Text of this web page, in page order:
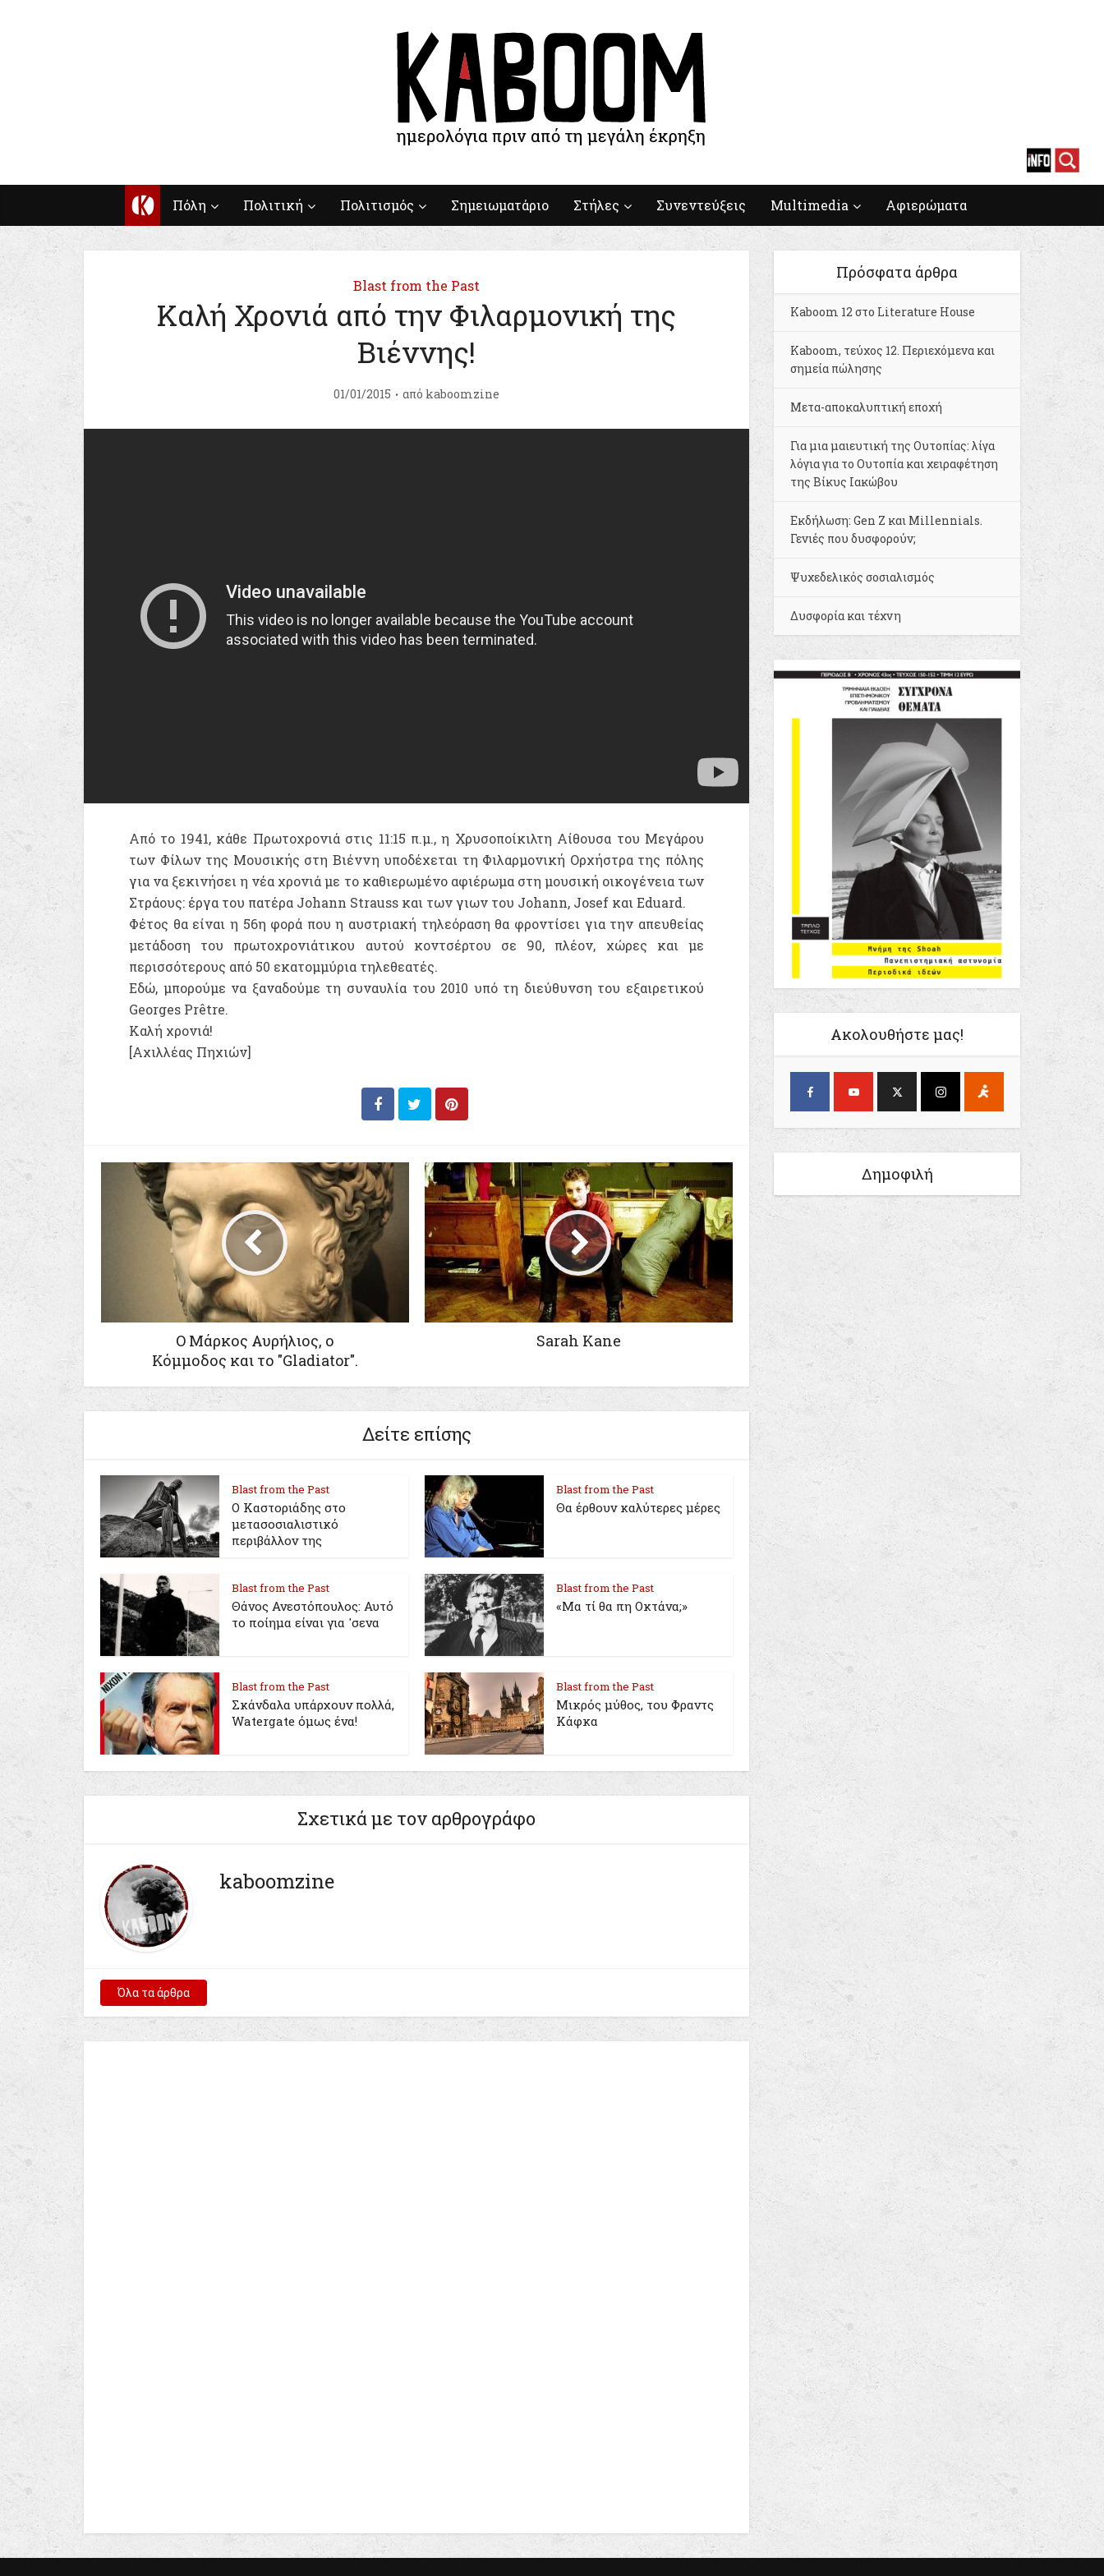
Κ Πόλη Πολιτική Πολιτισμός Σημειωματάριο Στήλες Συνεντεύξεις Multimedia Αφιερώματα
Blast from the Past
Καλή Χρονιά από την Φιλαρμονική της
Βιέννης!
01/01/2015 από kaboomzine
Από το 1941, κάθε Πρωτοχρονιά στις 11:15 π.μ., η Χρυσοποίκιλτη Αίθουσα του Μεγάρου
των Φίλων της Μουσικής στη Βιέννη υποδέχεται τη Φιλαρμονική Ορχήστρα της πόλης
για να ξεκινήσει η νέα χρονιά με το καθιερωμένο αφιέρωμα στη μουσική οικογένεια των
Στράους: έργα του πατέρα Johann Strauss και των γιων του Johann, Josef και Eduard.
Φέτος θα είναι η 56η φορά που η αυστριακή τηλεόραση θα φροντίσει για την απευθείας
μετάδοση του πρωτοχρονιάτικου αυτού κοντσέρτου σε 90, πλέον, χώρες και με
περισσότερους από 50 εκατομμύρια τηλεθεατές.
Εδώ, μπορούμε να ξαναδούμε τη συναυλία του 2010 υπό τη διεύθυνση του εξαιρετικού
Georges Prêtre.
Καλή χρονιά!
[Αχιλλέας Πηχιών]
Ο Μάρκος Αυρήλιος, ο
Sarah Kane
Δείτε επίσης
Blast from the Past
Ο Καστοριάδης στο
μετασοσιαλιστικό
περιβάλλον της
Blast from the Past
Θα έρθουν καλύτερες μέρες
Blast from the Past
Θάνος Ανεστόπουλος: Αυτό
το ποίημα είναι για 'σενα
Blast from the Past
«Μα τί θα πη Οκτάνα;»
Blast from the Past
Σκάνδαλα υπάρχουν πολλά,
Watergate όμως ένα!
Blast from the Past
Μικρός μύθος, του Φραντς
Κάφκα
Σχετικά με τον αρθρογράφο
kaboomzine
Όλα τα άρθρα
Πρόσφατα άρθρα
Kaboom 12 στο Literature House
Kaboom, τεύχος 12. Περιεχόμενα και
σημεία πώλησης
Μετα-αποκαλυπτική εποχή
Για μια μαιευτική της Ουτοπίας: λίγα
λόγια για το Ουτοπία και χειραφέτηση
της Βίκυς Ιακώβου
Εκδήλωση: Gen Z και Millennials.
Γενιές που δυσφορούν;
Ψυχεδελικός σοσιαλισμός
Δυσφορία και τέχνη
Ακολουθήστε μας!
Δημοφιλή